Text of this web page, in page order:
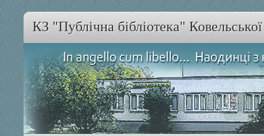
КЗ "Публічна бібліотека"